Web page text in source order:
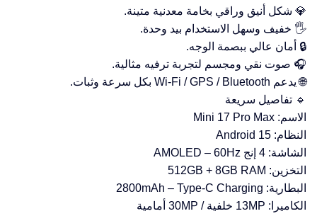
💎 شكل أنيق وراقي بخامة معدنية متينة.
🖐️ خفيف وسهل الاستخدام بيد وحدة.
🔒 أمان عالي ببصمة الوجه.
🎧 صوت نقي ومجسم لتجربة ترفيه مثالية.
🌐 يدعم Wi-Fi / GPS / Bluetooth بكل سرعة وثبات.
🔹 تفاصيل سريعة
الاسم: Mini 17 Pro Max
النظام: Android 15
الشاشة: 4 إنج AMOLED – 60Hz
التخزين: 512GB + 8GB RAM
البطارية: 2800mAh – Type-C Charging
الكاميرا: 13MP خلفية / 30MP أمامية